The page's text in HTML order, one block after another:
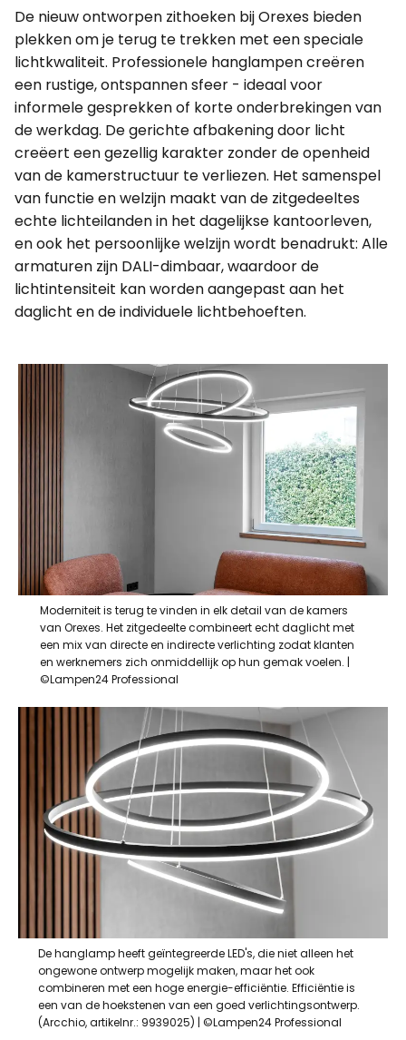
De nieuw ontworpen zithoeken bij Orexes bieden
plekken om je terug te trekken met een speciale
lichtkwaliteit. Professionele hanglampen creëren
een rustige, ontspannen sfeer - ideaal voor
informele gesprekken of korte onderbrekingen van
de werkdag. De gerichte afbakening door licht
creëert een gezellig karakter zonder de openheid
van de kamerstructuur te verliezen. Het samenspel
van functie en welzijn maakt van de zitgedeeltes
echte lichteilanden in het dagelijkse kantoorleven,
en ook het persoonlijke welzijn wordt benadrukt: Alle
armaturen zijn DALI-dimbaar, waardoor de
lichtintensiteit kan worden aangepast aan het
daglicht en de individuele lichtbehoeften.
Moderniteit is terug te vinden in elk detail van de kamers
van Orexes. Het zitgedeelte combineert echt daglicht met
een mix van directe en indirecte verlichting zodat klanten
en werknemers zich onmiddellijk op hun gemak voelen. |
©Lampen24 Professional
De hanglamp heeft geïntegreerde LED's, die niet alleen het
ongewone ontwerp mogelijk maken, maar het ook
combineren met een hoge energie-efficiëntie. Efficiëntie is
een van de hoekstenen van een goed verlichtingsontwerp.
(Arcchio, artikelnr.: 9939025) | ©Lampen24 Professional